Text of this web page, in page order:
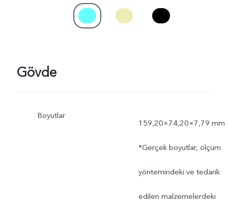
Gövde
Boyutlar
159,20×74,20×7,79 mm
*Gerçek boyutlar, ölçüm
yöntemindeki ve tedarik
edilen malzemelerdeki